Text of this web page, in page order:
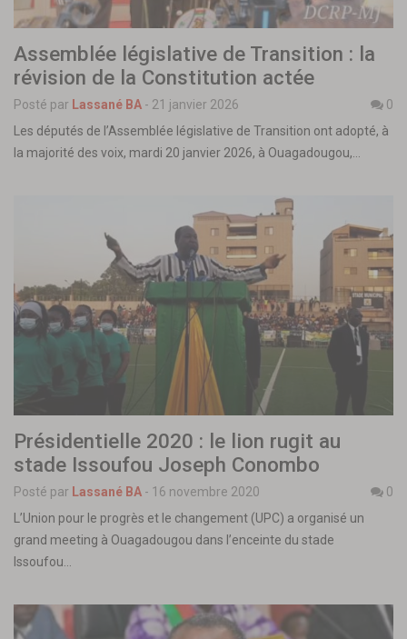
Assemblée législative de Transition : la
révision de la Constitution actée
Posté par Lassané BA - 21 janvier 2026
0
Les députés de l’Assemblée législative de Transition ont adopté, à
la majorité des voix, mardi 20 janvier 2026, à Ouagadougou,…
Présidentielle 2020 : le lion rugit au
stade Issoufou Joseph Conombo
Posté par Lassané BA - 16 novembre 2020
0
L’Union pour le progrès et le changement (UPC) a organisé un
grand meeting à Ouagadougou dans l’enceinte du stade
Issoufou…